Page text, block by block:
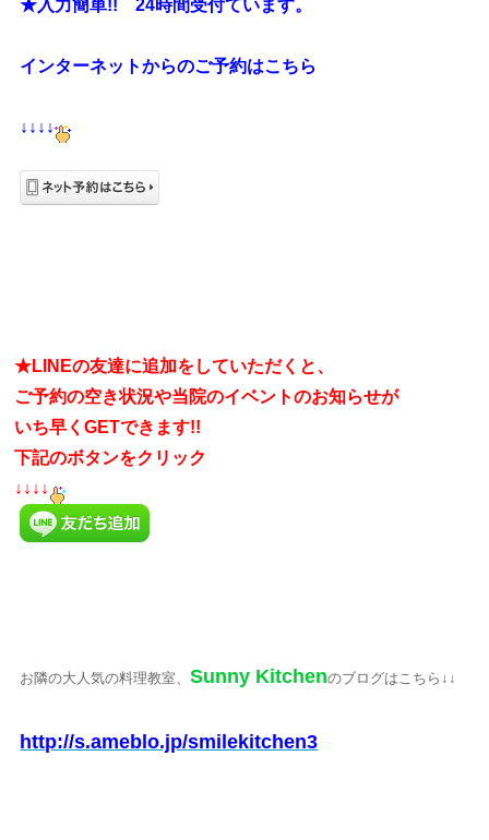
★入力簡単!! 24時間受付ています。
インターネットからのご予約はこちら
↓↓ ↓↓
★LINEの友達に追加をしていただくと、
ご予約の空き状況や当院のイベントのお知らせが
いち早くGETできます!!
下記のボタンをクリック
↓↓ ↓↓
お隣の大人気の料理教室、Sunny Kitchenのブログはこちら↓↓
http://s.ameblo.jp/smilekitchen3